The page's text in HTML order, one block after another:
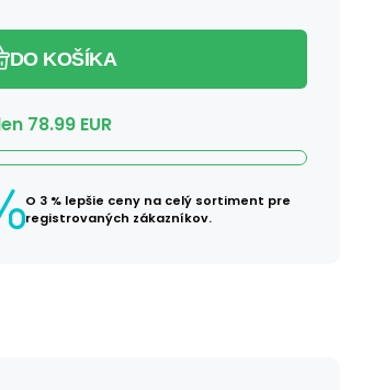
DO KOŠÍKA
78.99 EUR
O 3 % lepšie ceny na celý sortiment pre
registrovaných zákazníkov.